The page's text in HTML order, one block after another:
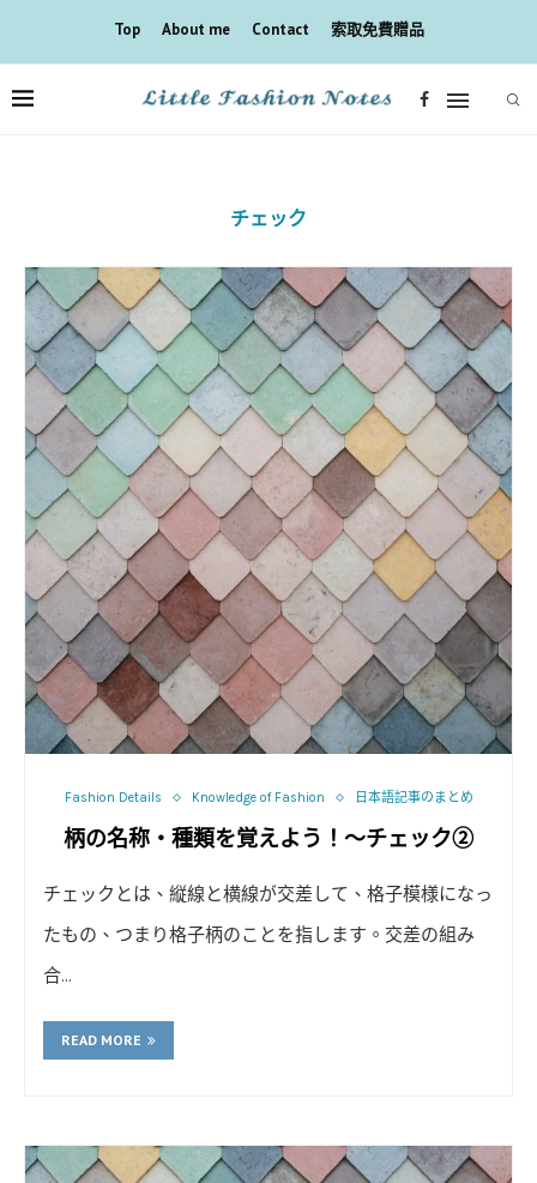
Top About me Contact 索取免費贈品
チェック
Fashion Details Knowledge of Fashion 日本語記事のまとめ
柄の名称・種類を覚えよう！～チェック②
チェックとは、縦線と横線が交差して、格子模様になっ
たもの、つまり格子柄のことを指します。交差の組み
合…
READ MORE